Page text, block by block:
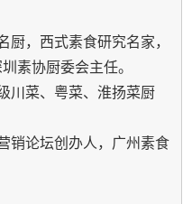
厨，西式素食研究名家，
素协厨委会主任。
川菜、粤菜、淮扬菜厨
销论坛创办人，广州素食